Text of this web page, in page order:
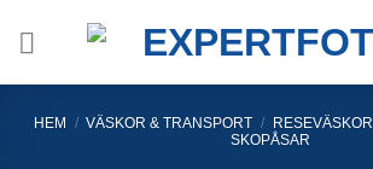
HEM / VÄSKOR & TRANSPORT / RESEVÄSKOR
SKOPÅSAR